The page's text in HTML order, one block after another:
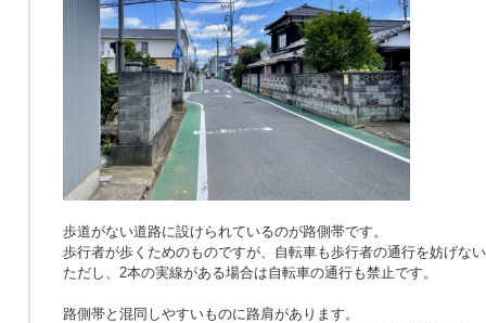
歩道がない道路に設けられているのが路側帯です。
歩行者が歩くためのものですが、自転車も歩行者の通行を妨げな
ただし、2本の実線がある場合は自転車の通行も禁止です。
路側帯と混同しやすいものに路肩があります。